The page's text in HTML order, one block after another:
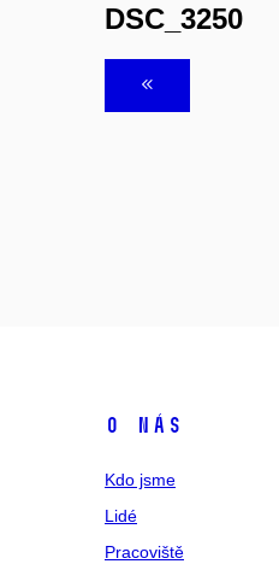
DSC_3250
O NÁS
Kdo jsme
Lidé
Pracoviště